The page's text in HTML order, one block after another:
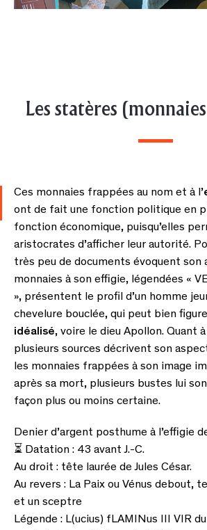
Les statères
Ces monnaies frappées au nom et à l’
ont de fait une fonction politique en
fonction économique, puisqu’elles
aristocrates d’afficher leur autorité.
très peu de documents évoquent son
monnaies à son effigie, légendées «
», présentent le profil d’un homme
chevelure bouclée, qui peut bien
idéalisé, voire le dieu Apollon. Quant à
plusieurs sources décrivent son
les monnaies frappées à son image
après sa mort, plusieurs bustes lui
façon plus ou moins certaine.
Denier d’argent posthume à l’effigie
⏳ Datation : 43 avant J.-C.
Au droit : tête laurée de Jules César.
Au revers : La Paix ou Vénus debout,
et un sceptre
Légende : L(ucius) fLAMINus III VIR